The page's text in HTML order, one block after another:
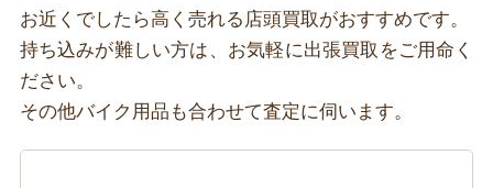
お近くでしたら高く売れる店頭買取がおすすめです。
持ち込みが難しい方は、お気軽に出張買取をご用命く
ださい。
その他バイク用品も合わせて査定に伺います。